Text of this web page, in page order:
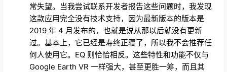
常失望。当我尝试联系开发者报告这些问题时，我发现
这款应用完全没有技术支持，因为最新版本的版本是
2019 年 4 月发布的，也就是说从那以后就没有更新
过。基本上，它已经是寿终正寝了，所以我不会推荐任
何人使用它。EQ 则恰恰相反。这些特性和功能不仅与
Google Earth VR 一样强大，甚至更胜一筹，而且其